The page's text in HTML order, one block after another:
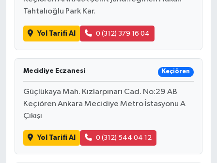
Tahtalıoğlu Park Kar.
Yol Tarifi Al 0 (312) 379 16 04
Mecidiye Eczanesi Keçiören
Güçlükaya Mah. Kızlarpınarı Cad. No:29 AB
Keçiören Ankara Mecidiye Metro İstasyonu A
Çıkışı
Yol Tarifi Al 0 (312) 544 04 12